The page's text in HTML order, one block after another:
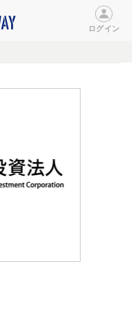
ログイン